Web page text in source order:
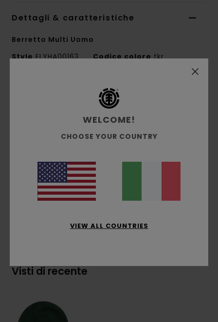
Dettagli & caratteristiche
Berretto Multi Uomo
StyleELYHA00163 Codice coloretkr
tessuto in acrilico in tinta unita
vestibilità a profilo basso
Costruzione:costruzione a maglia
Altre caratteristiche: Taglia unica
Composizione[Tessuto principale] 100% acrilico
Spedizioni e Resi
Visti di recente
WELCOME!
CHOOSE YOUR COUNTRY
VIEW ALL COUNTRIES